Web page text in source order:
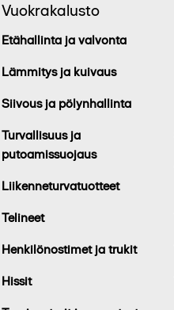
Vuokrakalusto
Etähallinta ja valvonta
Lämmitys ja kuivaus
Siivous ja pölynhallinta
Turvallisuus ja
putoamissuojaus
Liikenneturvatuotteet
Telineet
Henkilönostimet ja trukit
Hissit